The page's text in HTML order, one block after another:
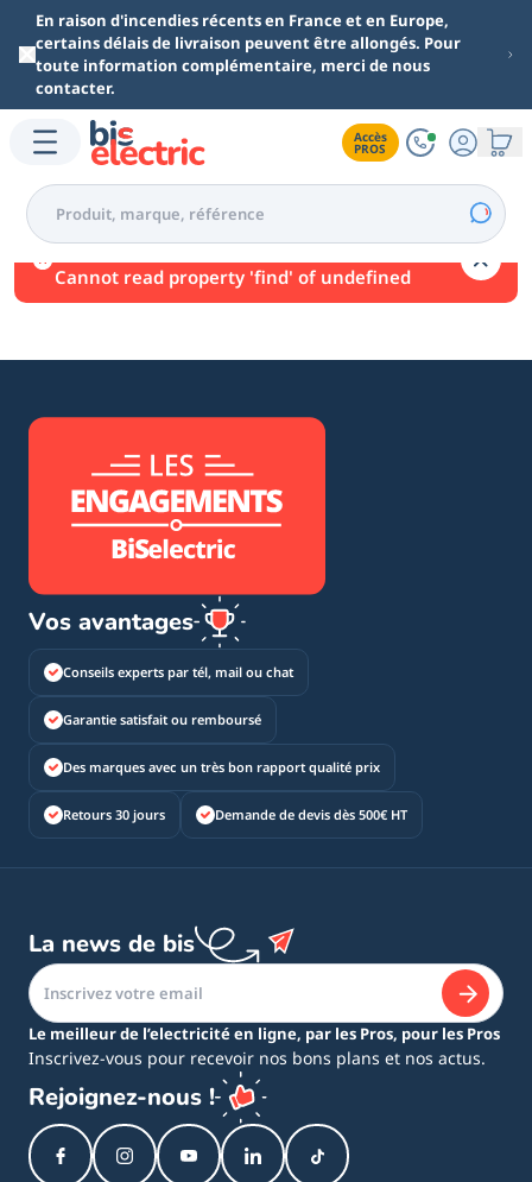
Aller au contenu principal
En raison d'incendies récents en France et en Europe,
certains délais de livraison peuvent être allongés. Pour
toute information complémentaire, merci de nous
contacter.
Accès
PROS
Une erreur est survenue.
Cannot read property 'find' of undefined
Vos avantages
Conseils experts par tél, mail ou chat
Garantie satisfait ou remboursé
Des marques avec un très bon rapport qualité prix
Retours 30 jours Demande de devis dès 500€ HT
La news de bis
Le meilleur de l’electricité en ligne, par les Pros, pour les Pros
Inscrivez-vous pour recevoir nos bons plans et nos actus.
Rejoignez-nous !